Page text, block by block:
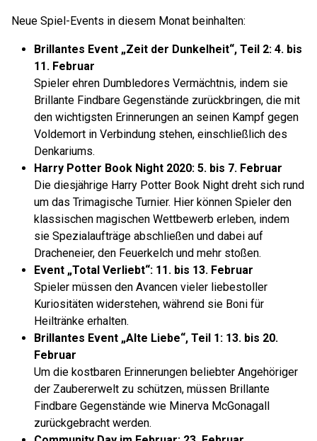
Neue Spiel-Events in diesem Monat beinhalten:
Brillantes Event „Zeit der Dunkelheit“, Teil 2: 4. bis
11. Februar
Spieler ehren Dumbledores Vermächtnis, indem sie
Brillante Findbare Gegenstände zurückbringen, die mit
den wichtigsten Erinnerungen an seinen Kampf gegen
Voldemort in Verbindung stehen, einschließlich des
Denkariums.
Harry Potter Book Night 2020: 5. bis 7. Februar
Die diesjährige Harry Potter Book Night dreht sich rund
um das Trimagische Turnier. Hier können Spieler den
klassischen magischen Wettbewerb erleben, indem
sie Spezialaufträge abschließen und dabei auf
Dracheneier, den Feuerkelch und mehr stoßen.
Event „Total Verliebt“: 11. bis 13. Februar
Spieler müssen den Avancen vieler liebestoller
Kuriositäten widerstehen, während sie Boni für
Heiltränke erhalten.
Brillantes Event „Alte Liebe“, Teil 1: 13. bis 20.
Februar
Um die kostbaren Erinnerungen beliebter Angehöriger
der Zaubererwelt zu schützen, müssen Brillante
Findbare Gegenstände wie Minerva McGonagall
zurückgebracht werden.